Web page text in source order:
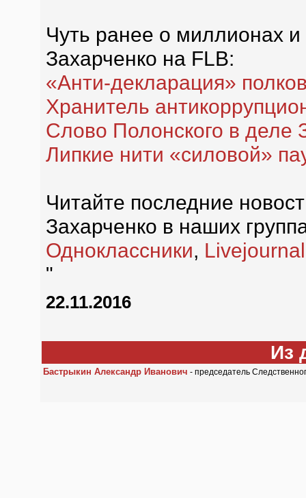
Чуть ранее о миллионах
Захарченко на FLB:
«Анти-декларация»
Хранитель
Слово Полонского в деле
Липкие нити «силовой»
Читайте последние
Захарченко в наших
Одноклассники, Livejournal
"
22.11.2016
Из
Бастрыкин Александр Иванович - председатель